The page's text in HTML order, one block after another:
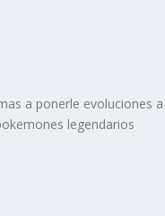
a ponerle evoluciones
legendarios